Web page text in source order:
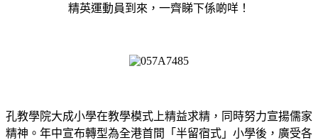
精英運動員到來，一齊睇下係啲咩！
孔教學院大成小學在教學模式上精益求精，同時努力宣揚儒家
精神。年中宣布轉型為全港首間「半留宿式」小學後，廣受各